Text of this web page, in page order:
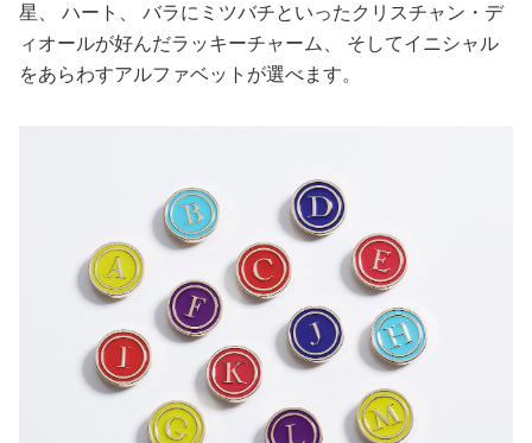
星、 ハート、 バラにミツバチといったクリスチャン・デ
ィオールが好んだラッキーチャーム、 そしてイニシャル
をあらわすアルファベットが選べます。